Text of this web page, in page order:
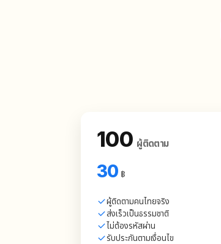
100 ผู้ติดตาม
30 ฿
ผู้ติดตามคนไทยจริง
ส่งเร็วเป็นธรรมชาติ
ไม่ต้องรหัสผ่าน
รับประกันตามเงื่อนไข